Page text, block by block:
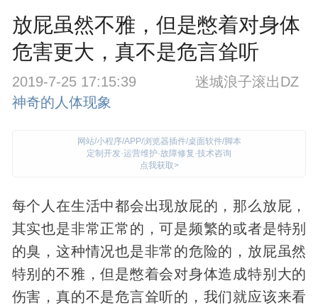
放屁虽然不雅，但是憋着对身体
危害更大，真不是危言耸听
2019-7-25 17:15:39
迷城浪子滚出DZ
神奇的人体现象
网站/小程序/APP/浏览器插件/桌面软件/脚本
定制开发·运营维护·故障修复·技术咨询
点我获取>
每个人在生活中都会出现放屁的，那么放屁，
其实也是非常正常的，可是频繁的或者是特别
的臭，这种情况也是非常的危险的，放屁虽然
特别的不雅，但是憋着会对身体造成特别大的
伤害，真的不是危言耸听的，我们就应该来看